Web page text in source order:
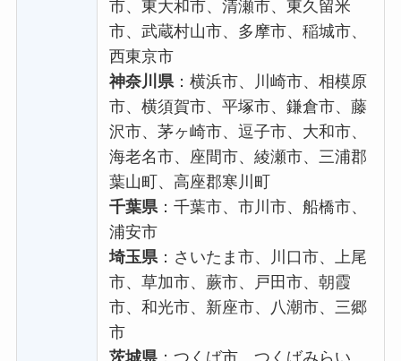
市、東大和市、清瀬市、東久留米
市、武蔵村山市、多摩市、稲城市、
西東京市
神奈川県：横浜市、川崎市、相模原
市、横須賀市、平塚市、鎌倉市、藤
沢市、茅ヶ崎市、逗子市、大和市、
海老名市、座間市、綾瀬市、三浦郡
葉山町、高座郡寒川町
千葉県：千葉市、市川市、船橋市、
浦安市
埼玉県：さいたま市、川口市、上尾
市、草加市、蕨市、戸田市、朝霞
市、和光市、新座市、八潮市、三郷
市